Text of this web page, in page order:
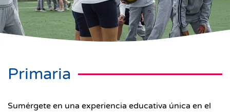
Primaria
Sumérgete en una experiencia educativa única en el